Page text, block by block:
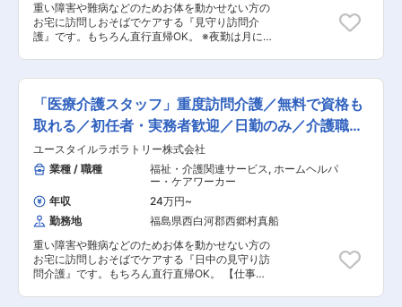
重い障害や難病などのためお体を動かせない方の
お宅に訪問しおそばでケアする『見守り訪問介
護』です。もちろん直行直帰OK。 ※夜勤は月に
方のご自宅へ伺い、生命と生活を支える、障害福
祉をメインとした訪問介護ケアのお仕事です。 ◎
ケアスタッフ業務 障がい者の方、高齢者の方、一
人ひとりに必要なケアを行っていく、専門的な介
護職です。 研修を通して、需要が非常に高い「医
療的ケア」ができるプロフェッショナルな介護士
としても成長できます。 人の役に立つ仕事をして
いきたい方、お待ちしております！ ・見守り ・
生活介助： 家事援助（洗濯、掃除、料理） ・身
体介護： 起床・就寝・入浴・食事の介助 ・外出
時の同行支援 ・医療的ケア： たんの吸引、経管
栄養（胃ろう・腸ろう） ・介護記録の記入 など
◎サービス提供責任者業務 一緒にお仕事をするス
タッフさんのシフト管理や教育など働きやすい環
境を整えるお仕事を主にお願いします。 質問や相
談などを気軽に受けられる頼られる社員さんとし
「医療介護スタッフ」重度訪問介護／無料で資格も
取れる／初任者・実務者歓迎／日勤のみ／介護職員
［Jd］
ユースタイルラボラトリー株式会社
業種 / 職種
福祉・介護関連サービス, ホームヘルパ
ー・ケアワーカー
年収
24万円~
勤務地
福島県西白河郡西郷村真船
重い障害や難病などのためお体を動かせない方の
お宅に訪問しおそばでケアする『日中の見守り訪
問介護』です。もちろん直行直帰OK。 【仕事内